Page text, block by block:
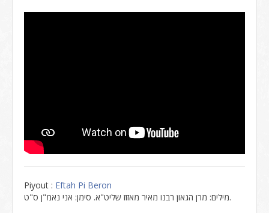
Piyout : Eftah Pi Beron
מילים: מרן הגאון רבנו מאיר מאזוז שליט"א. סימן: אני נאמ"ן ס"ט.